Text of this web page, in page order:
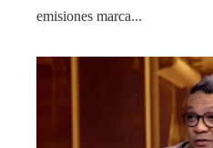
emisiones marca...